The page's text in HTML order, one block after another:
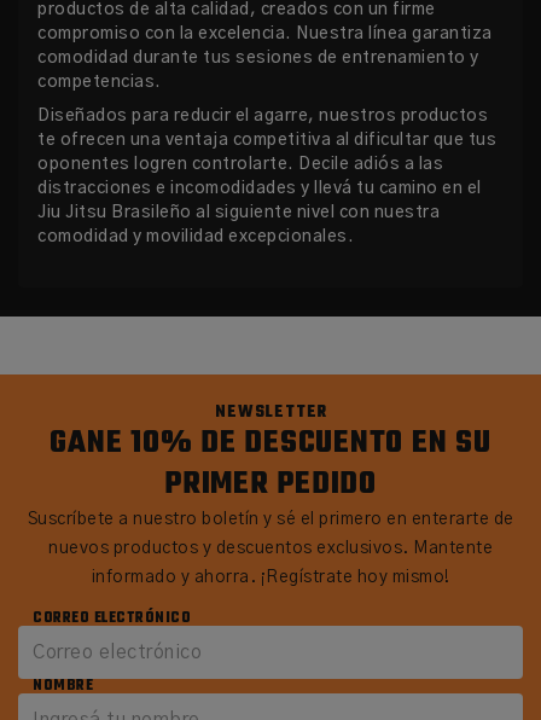
productos de alta calidad, creados con un firme
compromiso con la excelencia. Nuestra línea garantiza
comodidad durante tus sesiones de entrenamiento y
competencias.
Diseñados para reducir el agarre, nuestros productos
te ofrecen una ventaja competitiva al dificultar que tus
oponentes logren controlarte. Decile adiós a las
distracciones e incomodidades y llevá tu camino en el
Jiu Jitsu Brasileño al siguiente nivel con nuestra
comodidad y movilidad excepcionales.
NEWSLETTER
GANE 10% DE DESCUENTO EN SU
PRIMER PEDIDO
Suscríbete a nuestro boletín y sé el primero en enterarte de
nuevos productos y descuentos exclusivos. Mantente
informado y ahorra. ¡Regístrate hoy mismo!
NOMBRE
CORREO ELECTRÓNICO